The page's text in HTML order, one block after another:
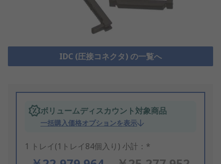
IDC (圧接コネクタ) の一覧へ
ボリュームディスカウント対象商品
一括購入価格オプションを表示
1 トレイ(1トレイ84個入り) 小計：*